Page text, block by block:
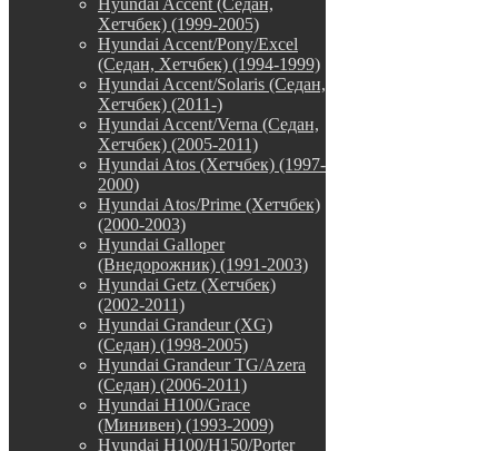
Хетчбек) (1999-2005)
Hyundai Accent/Pony/Excel
(Седан, Хетчбек) (1994-1999)
Hyundai Accent/Solaris (Седан,
Хетчбек) (2011-)
Hyundai Accent/Verna (Седан,
Хетчбек) (2005-2011)
Hyundai Atos (Хетчбек) (1997-
2000)
Hyundai Atos/Prime (Хетчбек)
(2000-2003)
Hyundai Galloper
(Внедорожник) (1991-2003)
Hyundai Getz (Хетчбек)
(2002-2011)
Hyundai Grandeur (XG)
(Седан) (1998-2005)
Hyundai Grandeur TG/Azera
(Седан) (2006-2011)
Hyundai H100/Grace
(Минивен) (1993-2009)
Hyundai H100/H150/Porter